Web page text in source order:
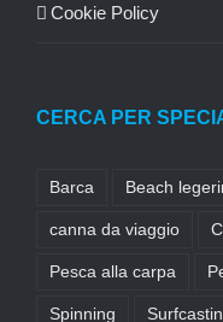
Cookie Policy
CERCA PER
Barca Beach
canna da viaggio
Pesca alla carpa
Spinning